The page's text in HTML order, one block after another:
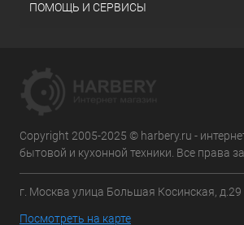
ПОМОЩЬ И СЕРВИСЫ
Copyright 2005-2025 © harbery.ru -
бытовой и кухонной техники. Все права
г. Москва улица Большая Косинская, д.29
Посмотреть на карте